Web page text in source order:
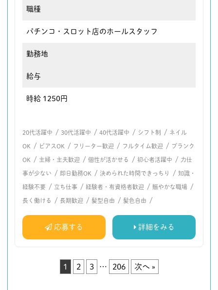
職種
パチンコ・スロット店のホールスタッフ
勤務地
給与
時給 1250円
20代活躍中 / 30代活躍中 / 40代活躍中 / シフト制 / ネイル
OK / ピアスOK / フリーター歓迎 / フルタイム歓迎 / ブランク
OK / 主婦・主夫歓迎 / 個性が活かせる / 初心者活躍中 / 力仕
事が少ない / 即日勤務OK / 決められた時間できっちり / 知識・
経験不要 / 立ち仕事 / 経験者・有資格者歓迎 / 賑やかな職場 /
長く働ける / 長期歓迎 / 髪型自由 / 髪色自由 /
応募する 詳細をみる
1 2 3 … 206 次へ »